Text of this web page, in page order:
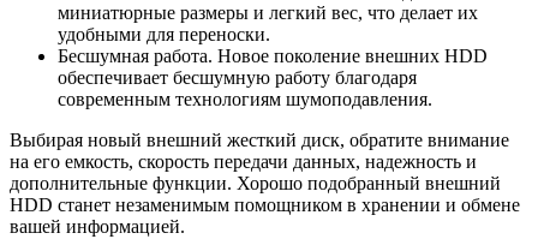
миниатюрные размеры и легкий вес, что делает их
удобными для переноски.
Бесшумная работа. Новое поколение внешних HDD
обеспечивает бесшумную работу благодаря
современным технологиям шумоподавления.
Выбирая новый внешний жесткий диск, обратите внимание
на его емкость, скорость передачи данных, надежность и
дополнительные функции. Хорошо подобранный внешний
HDD станет незаменимым помощником в хранении и обмене
вашей информацией.